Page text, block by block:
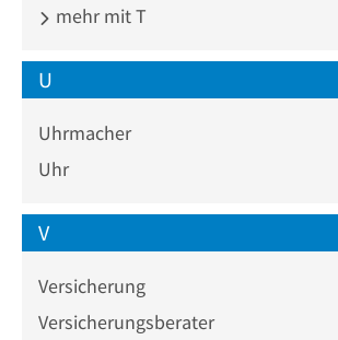
mehr mit T
U
Uhrmacher
Uhr
V
Versicherung
Versicherungsberater